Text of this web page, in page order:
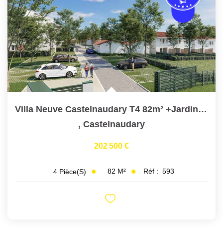
Villa Neuve Castelnaudary T4 82m² +Jardin 38m²+terrasse 9m²
, Castelnaudary
202 500 €
4 Pièce(s) 82 M² Réf : 593